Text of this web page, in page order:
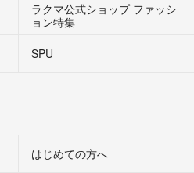
ラクマ公式ショップ ファッシ
ョン特集
SPU
はじめての方へ